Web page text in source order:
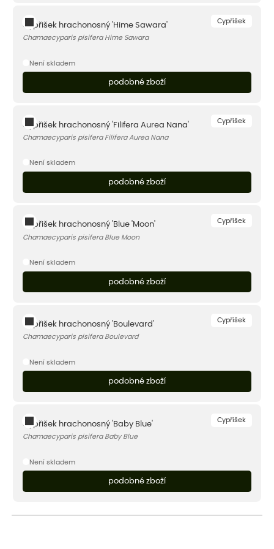
Cypřišek
Cypřišek hrachonosný 'Hime Sawara'
Chamaecyparis pisifera Hime Sawara
Není skladem
podobné zboží
Cypřišek
Cypřišek hrachonosný 'Filifera Aurea Nana'
Chamaecyparis pisifera Filifera Aurea Nana
Není skladem
podobné zboží
Cypřišek
Cypřišek hrachonosný 'Blue 'Moon'
Chamaecyparis pisifera Blue Moon
Není skladem
podobné zboží
Cypřišek
Cypřišek hrachonosný 'Boulevard'
Chamaecyparis pisifera Boulevard
Není skladem
podobné zboží
Cypřišek
Cypřišek hrachonosný 'Baby Blue'
Chamaecyparis pisifera Baby Blue
Není skladem
podobné zboží